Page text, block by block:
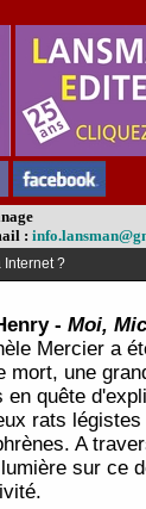
:
Internet ?
- Moi,
Mercier a
mort, une
en quête
rats
A
sur ce